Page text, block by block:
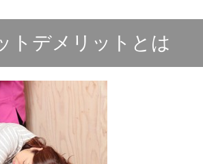
トデメリットとは